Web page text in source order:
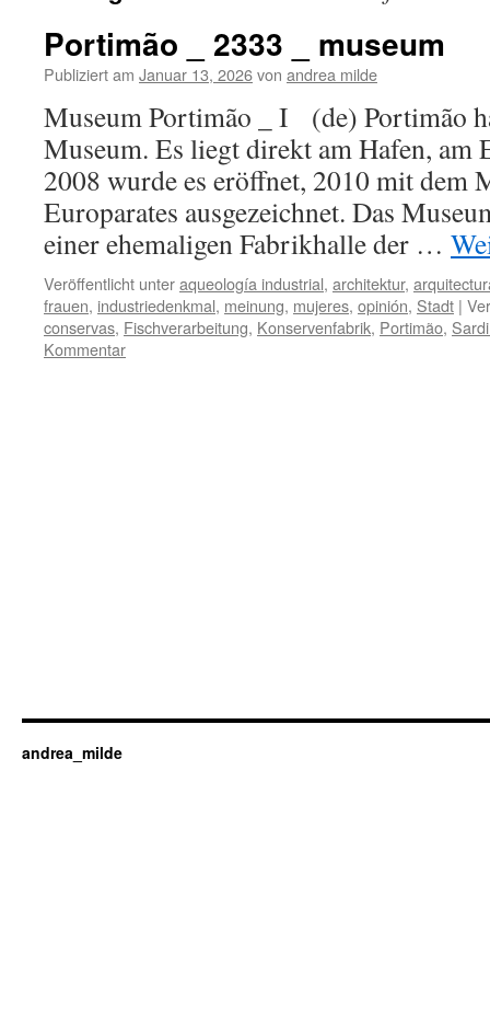
Portimão _ 2333 _ museum
Publiziert am Januar 13, 2026von andrea milde
Museum Portimão _ I (de) Portimão
Museum. Es liegt direkt am Hafen, am
2008 wurde es eröffnet, 2010 mit dem
Europarates ausgezeichnet. Das
einer ehemaligen Fabrikhalle der …
Veröffentlicht unteraqueología industrial, architektur,
frauen, industriedenkmal, meinung, mujeres, opinión, Stadt |
conservas, Fischverarbeitung, Konservenfabrik, Portimão,
Kommentar
andrea_milde